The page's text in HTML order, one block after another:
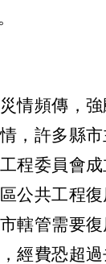
情頻傳，
，許多縣
程委員會
公共工程
轄管需要
經費恐超